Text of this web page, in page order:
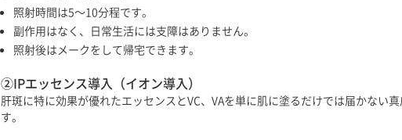
照射時間は5～10分程です。
副作用はなく、日常生活には支障はありません。
照射後はメークをして帰宅できます。
②IPエッセンス導入（イオン導入）
肝斑に特に効果が優れたエッセンスとVC、VAを単に肌に塗るだけでは届かない
す。